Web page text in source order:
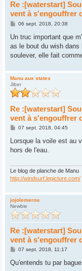
Re :[waterstart]
vent à s'engouffrer
M
s
a
g
06 sept. 2018, 20:38
Un truc important que
as le bout du wish dans
soulever, elle fait
Manu aux states
Jiber
Re :[waterstart]
vent à s'engouffrer
M
s
a
07 sept. 2018, 04:45
Lorsque la voile est au
hors de l'eau.
Le blog de planche de Manu
http://windsurf.lepicture.com/
jojolemerou
Newbie
Re :[waterstart]
vent à s'engouffrer
M
s
07 sept. 2018, 11:17
Qu'entends tu par